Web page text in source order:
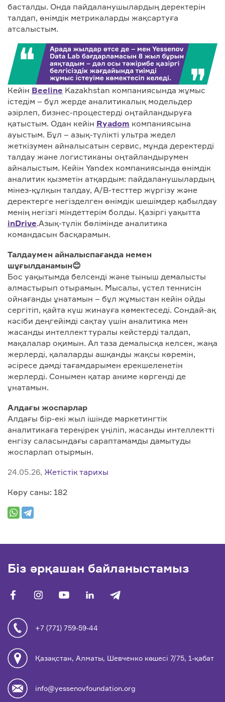
басталды. Онда пайдаланушылардың деректерін
талдап, өнімдік метрикаларды жақсартуға
атсалыстым.
Кейін Beeline Kazakhstan компаниясында жұмыс
істедім – бұл жерде аналитикалық модельдер
әзірлеп, бизнес-процестерді оңтайландыруға
қатыстым. Одан кейін Ryadom компаниясына
ауыстым. Бұл – азық-түлікті ультра жедел
жеткізумен айналысатын сервис, мұнда деректерді
талдау және логистиканы оңтайландырумен
айналыстым. Кейін Yandex компаниясында өнімдік
аналитик қызметін атқардым: пайдаланушылардың
мінез-құлқын талдау, A/B-тесттер жүргізу және
деректерге негізделген өнімдік шешімдер қабылдау
менің негізгі міндеттерім болды. Қазіргі уақытта
inDrive.Азық-түлік бөлімінде аналитика
командасын басқарамын.
Талдаумен айналыспағанда немен
шұғылданамын😊
Бос уақытымда белсенді және тыныш демалысты
алмастырып отырамын. Мысалы, үстел теннисін
ойнағанды ұнатамын – бұл жұмыстан кейін ойды
сергітіп, қайта күш жинауға көмектеседі. Сондай-ақ
кәсіби деңгейімді сақтау үшін аналитика мен
жасанды интеллект туралы кейстерді талдап,
мақалалар оқимын. Ал таза демалысқа келсек, жаңа
жерлерді, қалаларды ашқанды жақсы көремін,
әсіресе дәмді тағамдарымен ерекшеленетін
жерлерді. Сонымен қатар аниме көргенді де
ұнатамын.
Алдағы жоспарлар
Алдағы бір-екі жыл ішінде маркетингтік
аналитикаға тереңірек үңіліп, жасанды интеллектті
енгізу саласындағы сараптамамды дамытуды
жоспарлап отырмын.
24.05.26, Жетістік тарихы
Көру саны: 182
Біз әрқашан байланыстамыз
facebook youtube linkedin
+7 (771) 759-59-44
Қазақстан, Алматы, Шевченко көшесі 7/75, 1-қабат
info@yessenovfoundation.org